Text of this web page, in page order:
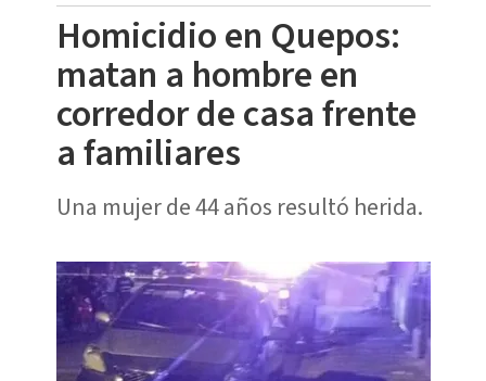
Homicidio en Quepos:
matan a hombre en
corredor de casa frente
a familiares
Una mujer de 44 años resultó herida.